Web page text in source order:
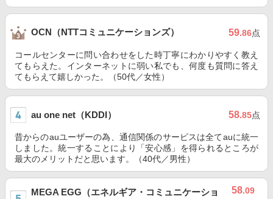
OCN（NTTコミュニケーションズ） 59.86点
コールセンターに問い合わせをした時丁寧にわかりやすく教え
てもらえた。インターネットに弱い私でも、何度も質問に答え
てもらえて嬉しかった。（50代／女性）
au one net（KDDI） 58.85点
昔からのauユーザーの為、通信関係のサービスは全てauに統一
しました。統一することにより「安心感」を得られるところが
最大のメリットだと思います。（40代／男性）
MEGA EGG（エネルギア・コミュニケーショ
58.09